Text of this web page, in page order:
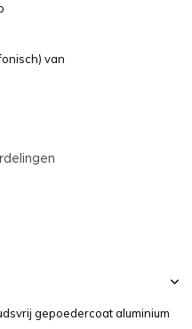
van
gepoedercoat aluminium